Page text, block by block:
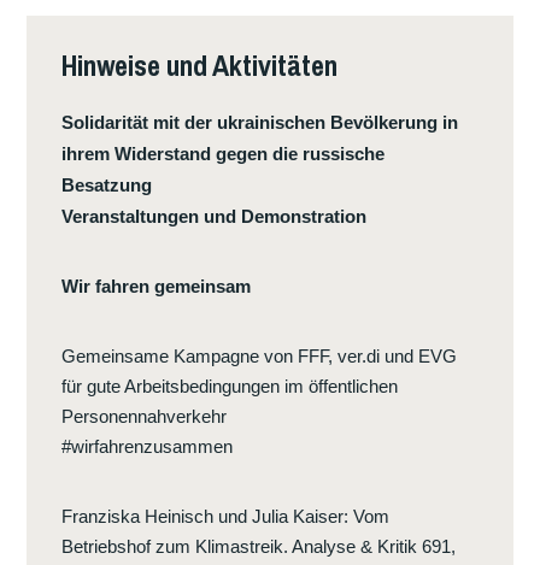
Hinweise und Aktivitäten
Solidarität mit der ukrainischen Bevölkerung in
ihrem Widerstand gegen die russische
Besatzung
Veranstaltungen und Demonstration
Wir fahren gemeinsam
Gemeinsame Kampagne von FFF, ver.di und EVG
für gute Arbeitsbedingungen im öffentlichen
Personennahverkehr
#wirfahrenzusammen
Franziska Heinisch und Julia Kaiser:Vom
Betriebshof zum Klimastreik. Analyse & Kritik 691,